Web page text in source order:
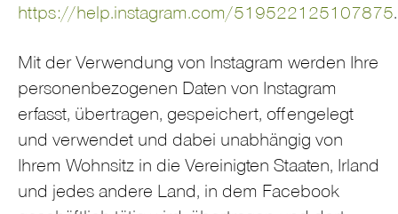
https://help.instagram.com/519522125107875.
Mit der Verwendung von Instagram werden Ihre
personenbezogenen Daten von Instagram
erfasst, übertragen, gespeichert, offengelegt
und verwendet und dabei unabhängig von
Ihrem Wohnsitz in die Vereinigten Staaten, Irland
und jedes andere Land, in dem Facebook